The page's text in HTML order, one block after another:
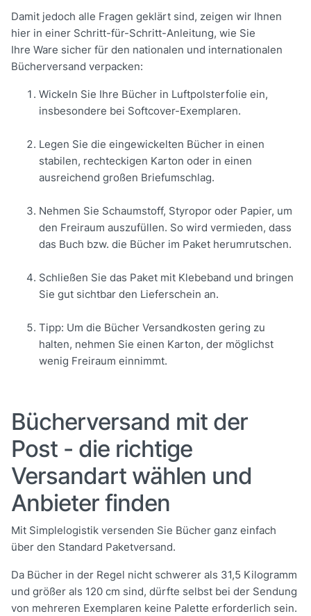
Damit jedoch alle Fragen geklärt sind, zeigen wir Ihnen
hier in einer Schritt-für-Schritt-Anleitung, wie Sie
Ihre Ware sicher für den nationalen und internationalen
Bücherversand verpacken:
Wickeln Sie Ihre Bücher in Luftpolsterfolie ein,
insbesondere bei Softcover-Exemplaren.
Legen Sie die eingewickelten Bücher in einen
stabilen, rechteckigen Karton oder in einen
ausreichend großen Briefumschlag.
Nehmen Sie Schaumstoff, Styropor oder Papier, um
den Freiraum auszufüllen. So wird vermieden, dass
das Buch bzw. die Bücher im Paket herumrutschen.
Schließen Sie das Paket mit Klebeband und bringen
Sie gut sichtbar den Lieferschein an.
Tipp: Um die Bücher Versandkosten gering zu
halten, nehmen Sie einen Karton, der möglichst
wenig Freiraum einnimmt.
Bücherversand mit der
Post - die richtige
Versandart wählen und
Anbieter finden
Mit Simplelogistik versenden Sie Bücher ganz einfach
über den Standard Paketversand.
Da Bücher in der Regel nicht schwerer als 31,5 Kilogramm
und größer als 120 cm sind, dürfte selbst bei der Sendung
von mehreren Exemplaren keine Palette erforderlich sein.